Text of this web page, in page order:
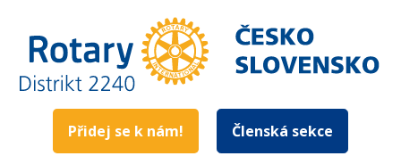
Přidej se k nám! Členská sekce